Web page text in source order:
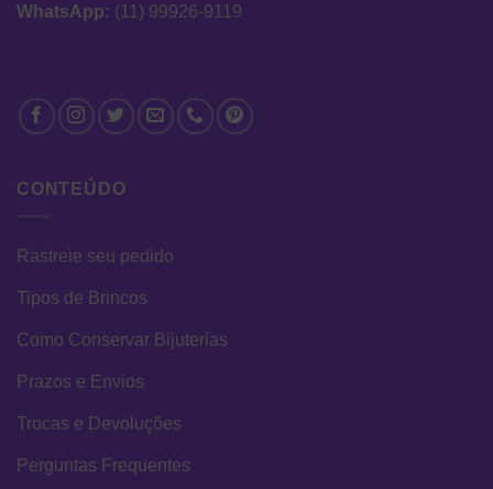
WhatsApp: (11) 99926-9119
CONTEÚDO
Rastreie seu pedido
Tipos de Brincos
Como Conservar Bijuterias
Prazos e Envios
Trocas e Devoluções
Perguntas Frequentes